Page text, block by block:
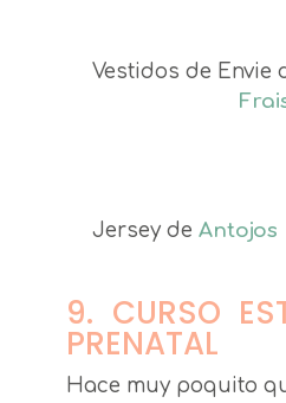
Vestidos de Envie
Jersey de Antojos
9. CURSO
PRENATAL
Hace muy poquito